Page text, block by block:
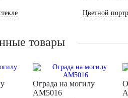
Цветной
товары
Ограда на могилу
AM5016